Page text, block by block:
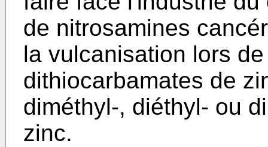
de nitrosamines
la vulcanisation lors
dithiocarbamates de
diméthyl-, diéthyl- ou
zinc.